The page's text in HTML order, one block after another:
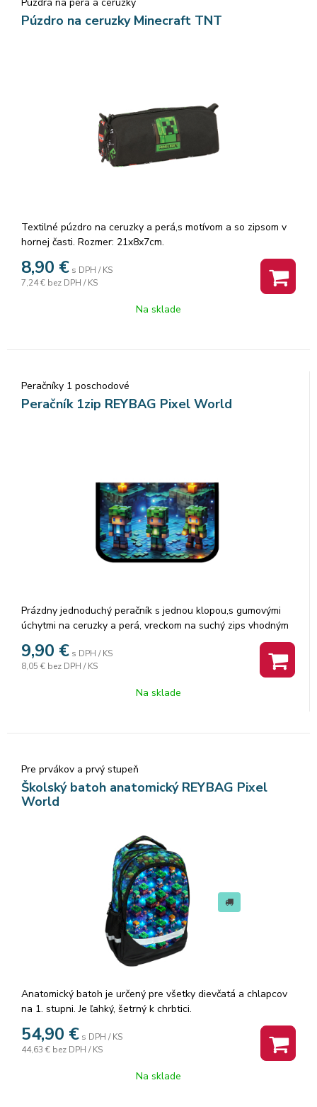
Púzdro na ceruzky Minecraft TNT
Textilné púzdro na ceruzky a perá,s motívom a so zipsom v
hornej časti. Rozmer: 21x8x7cm.
8,90 € s DPH / KS
7,24 € bez DPH / KS
Na sklade
Peračníky 1 poschodové
Peračník 1zip REYBAG Pixel World
Prázdny jednoduchý peračník s jednou klopou,s gumovými
úchytmi na ceruzky a perá, vreckom na suchý zips vhodným
rozvrhom hodín. Výška 20,0 cm
Šírka 13,5 cm
9,90 € s DPH / KS
8,05 € bez DPH / KS
Na sklade
Pre prvákov a prvý stupeň
Školský batoh anatomický REYBAG Pixel
World
Anatomický batoh je určený pre všetky dievčatá a chlapcov
na 1. stupni. Je ľahký, šetrný k chrbtici.
Má silne polstrovaný ergonomický chrbát, ktorý sa prispôsobí
chrbtici nových prvákov, aby vytvoril a udržal zdravé držanie
tela. Mäkké ramenné popruhy školskej tašky sú nastaviteľné
54,90 € s DPH / KS
44,63 € bez DPH / KS
Na sklade